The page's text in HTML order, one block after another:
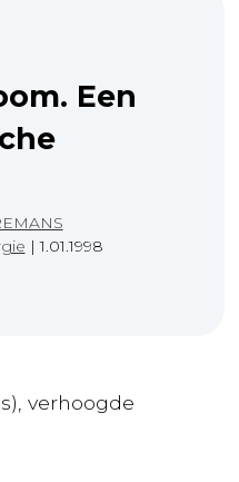
Een
|1.01.1998
verhoogde